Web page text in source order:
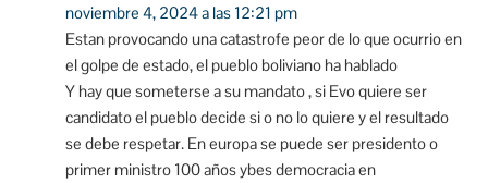
noviembre 4, 2024 a las 12:21 pm
Estan provocando una catastrofe peor de lo que ocurrio en
el golpe de estado, el pueblo boliviano ha hablado
Y hay que someterse a su mandato , si Evo quiere ser
candidato el pueblo decide si o no lo quiere y el resultado
se debe respetar. En europa se puede ser presidento o
primer ministro 100 años ybes democracia en